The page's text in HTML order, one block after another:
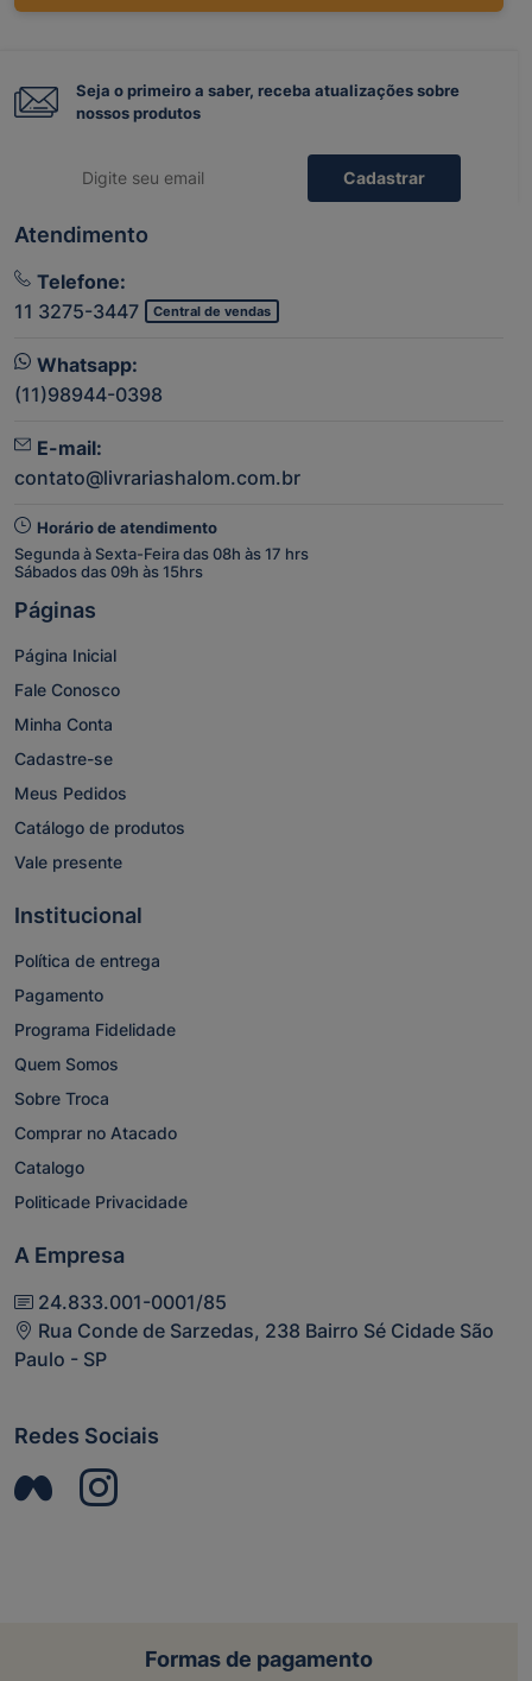
Seja o primeiro a saber, receba atualizações sobre
nossos produtos
Cadastrar
Atendimento
Telefone:
11 3275-3447
Central de vendas
Whatsapp:
(11)98944-0398
E-mail:
contato@livrariashalom.com.br
Horário de atendimento
Segunda à Sexta-Feira das 08h às 17 hrs
Sábados das 09h às 15hrs
Páginas
Página Inicial
Fale Conosco
Minha Conta
Cadastre-se
Meus Pedidos
Catálogo de produtos
Vale presente
Institucional
Política de entrega
Pagamento
Programa Fidelidade
Quem Somos
Sobre Troca
Comprar no Atacado
Catalogo
Politicade Privacidade
A Empresa
24.833.001-0001/85
Rua Conde de Sarzedas, 238 Bairro Sé Cidade São
Paulo - SP
Redes Sociais
Formas de pagamento